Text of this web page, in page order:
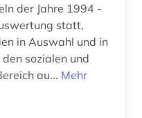
der Jahre 1994 -
statt,
in Auswahl und in
sozialen und
au... Mehr